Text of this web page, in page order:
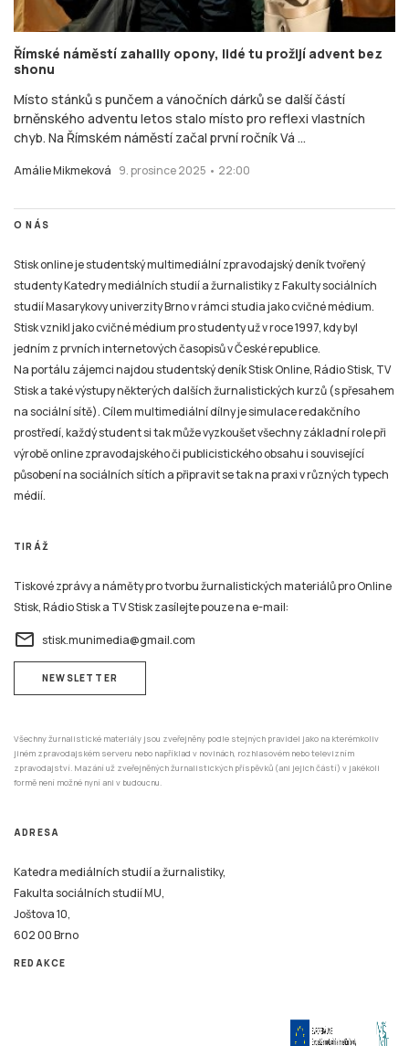
Římské náměstí zahalily opony, lidé tu prožijí advent bez
shonu
Místo stánků s punčem a vánočních dárků se další částí
brněnského adventu letos stalo místo pro reflexi vlastních
chyb. Na Římském náměstí začal první ročník Vá ...
Amálie Mikmeková 9. prosince 2025 • 22:00
O NÁS
Stisk online je studentský multimediální zpravodajský deník tvořený
studenty Katedry mediálních studií a žurnalistiky z Fakulty sociálních
studií Masarykovy univerzity Brno v rámci studia jako cvičné médium.
Stisk vznikl jako cvičné médium pro studenty už v roce 1997, kdy byl
jedním z prvních internetových časopisů v České republice.
Na portálu zájemci najdou studentský deník Stisk Online, Rádio Stisk, TV
Stisk a také výstupy některých dalších žurnalistických kurzů (s přesahem
na sociální sítě). Cílem multimediální dílny je simulace redakčního
prostředí, každý student si tak může vyzkoušet všechny základní role při
výrobě online zpravodajského či publicistického obsahu i související
působení na sociálních sítích a připravit se tak na praxi v různých typech
médií.
TIRÁŽ
Tiskové zprávy a náměty pro tvorbu žurnalistických materiálů pro Online
Stisk, Rádio Stisk a TV Stisk zasílejte pouze na e-mail:
email stisk.munimedia@gmail.com
NEWSLETTER
Všechny žurnalistické materiály jsou zveřejněny podle stejných pravidel jako na kterémkoliv
jiném zpravodajském serveru nebo například v novinách, rozhlasovém nebo televizním
zpravodajství. Mazání už zveřejněných žurnalistických příspěvků (ani jejich částí) v jakékoli
formě není možné nyní ani v budoucnu.
ADRESA
Katedra mediálních studií a žurnalistiky,
Fakulta sociálních studií MU,
Joštova 10,
602 00 Brno
REDAKCE